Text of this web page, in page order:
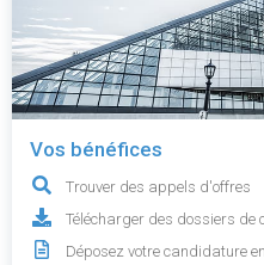
Vos bénéfices
Trouver des appels d'offres
Télécharger des dossiers de
Déposez votre candidature